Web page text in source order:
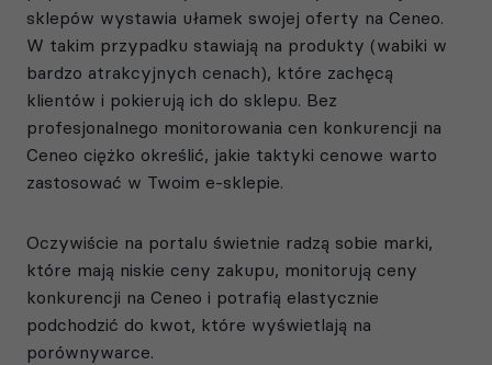
sklepów wystawia ułamek swojej oferty na Ceneo.
W takim przypadku stawiają na produkty (wabiki w
bardzo atrakcyjnych cenach), które zachęcą
klientów i pokierują ich do sklepu. Bez
profesjonalnego monitorowania cen konkurencji na
Ceneo ciężko określić, jakie taktyki cenowe warto
zastosować w Twoim e-sklepie.
Oczywiście na portalu świetnie radzą sobie marki,
które mają niskie ceny zakupu, monitorują ceny
konkurencji na Ceneo i potrafią elastycznie
podchodzić do kwot, które wyświetlają na
porównywarce.